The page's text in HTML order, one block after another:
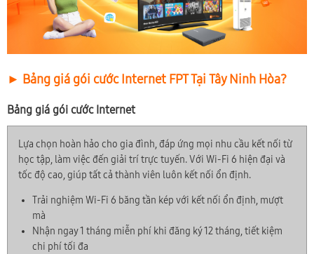
► Bảng giá gói cước Internet FPT Tại Tây Ninh Hòa?
Bảng giá gói cước Internet
Lựa chọn hoàn hảo cho gia đình, đáp ứng mọi nhu cầu kết nối từ
học tập, làm việc đến giải trí trực tuyến. Với Wi-Fi 6 hiện đại và
tốc độ cao, giúp tất cả thành viên luôn kết nối ổn định.
Trải nghiệm Wi-Fi 6 băng tần kép với kết nối ổn định, mượt
mà
Nhận ngay 1 tháng miễn phí khi đăng ký 12 tháng, tiết kiệm
chi phí tối đa